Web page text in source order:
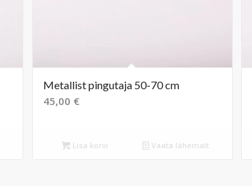
Metallist pingutaja 50-70 cm
45,00 €
Lisa korvi Vaata lähemalt